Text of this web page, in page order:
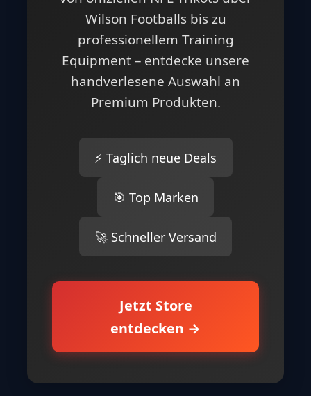
Wilson Footballs bis zu
professionellem Training
Equipment – entdecke unsere
handverlesene Auswahl an
Premium Produkten.
⚡ Täglich neue Deals
🎯 Top Marken
🚀 Schneller Versand
Jetzt Store
entdecken →